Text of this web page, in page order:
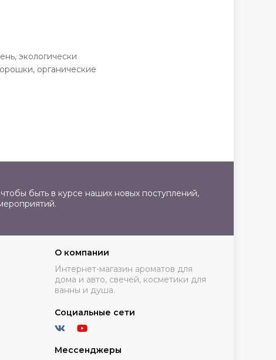
экологически
органические
быть в курсе наших новых поступлений,
О компании
Интернет-магазин ароматов для
дома и авто, свечей, косметики для
ванны и душа.
Социальные сети
Мессенджеры